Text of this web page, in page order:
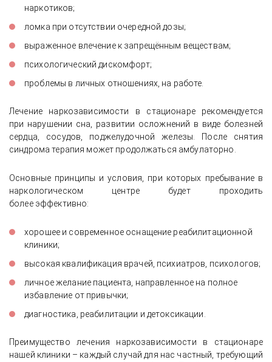
наркотиков;
ломка при отсутствии очередной дозы;
выраженное влечение к запрещённым веществам;
психологический дискомфорт;
проблемы в личных отношениях, на работе.
Лечение наркозависимости в стационаре рекомендуется
при нарушении сна, развитии осложнений в виде болезней
сердца, сосудов, поджелудочной железы. После снятия
синдрома терапия может продолжаться амбулаторно.
Основные принципы и условия, при которых пребывание в
наркологическом центре будет проходить
более эффективно:
хорошее и современное оснащение реабилитационной
клиники;
высокая квалификация врачей, психиатров, психологов;
личное желание пациента, направленное на полное
избавление от привычки;
диагностика, реабилитации и детоксикации.
Преимущество лечения наркозависимости в стационаре
нашей клиники – каждый случай для нас частный, требующий